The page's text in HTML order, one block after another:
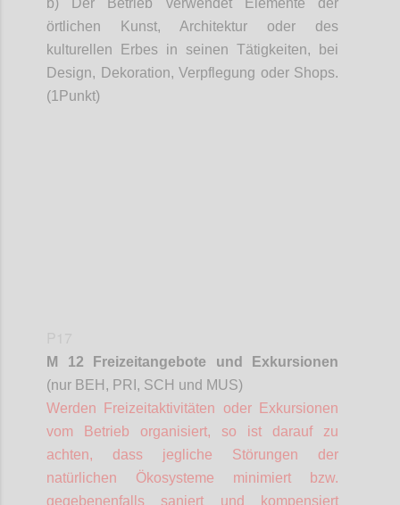
örtlichen Kunst, Architektur oder des
kulturellen Erbes in seinen Tätigkeiten, bei
Design, Dekoration, Verpflegung oder Shops.
(1 Punkt)
M 12 Freizeitangebote und Exkursionen
(nur BEH, PRI, SCH und MUS)
Werden Freizeitaktivitäten oder Exkursionen
vom Betrieb organisiert, so ist darauf zu
achten, dass jegliche Störungen der
natürlichen Ökosysteme minimiert bzw.
gegebenenfalls saniert und kompensiert